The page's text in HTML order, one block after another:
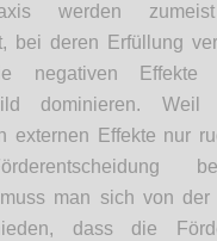
werden
bei deren Erfüllung
negativen Effekte
dominieren.
externen Effekte nur
man sich von der
dass die